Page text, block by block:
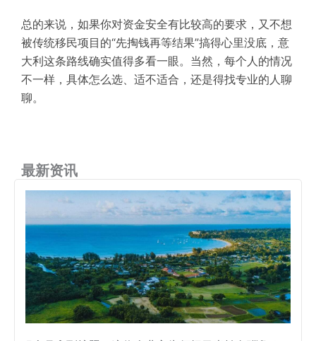
总的来说，如果你对资金安全有比较高的要求，又不想
被传统移民项目的“先掏钱再等结果”搞得心里没底，意
大利这条路线确实值得多看一眼。当然，每个人的情况
不一样，具体怎么选、适不适合，还是得找专业的人聊
聊。
最新资讯